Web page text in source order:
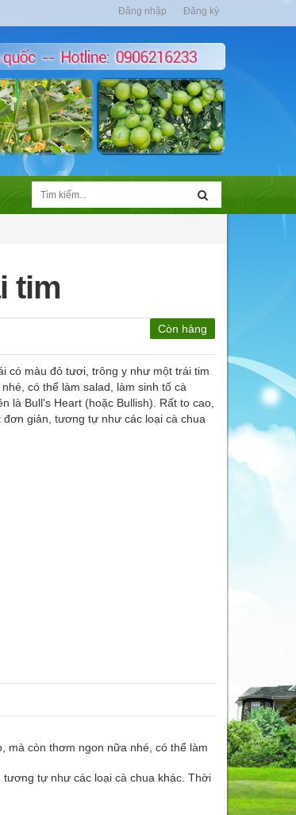
Đăng nhập Đăng ký
tim
Còn hàng
có màu đỏ tươi, trông y như một trái tim
có thể làm salad, làm sinh tố cà
là Bull's Heart (hoặc Bullish). Rất to cao,
giản, tương tự như các loại cà chua
mà còn thơm ngon nữa nhé, có thể làm
tương tự như các loại cà chua khác. Thời